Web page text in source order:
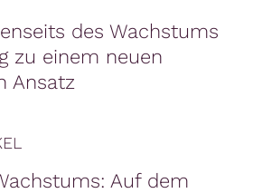
des Wachstums
zu einem neuen
Ansatz
Auf dem